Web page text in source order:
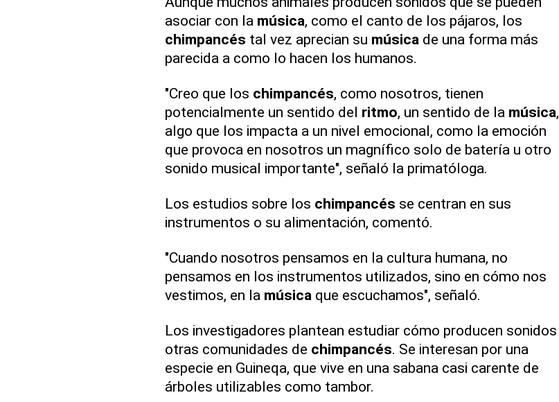
asociar con la música, como el canto de los pájaros, los
chimpancés tal vez aprecian su música de una forma más
parecida a como lo hacen los humanos.
"Creo que los chimpancés, como nosotros, tienen
potencialmente un sentido del ritmo, un sentido de la música,
algo que los impacta a un nivel emocional, como la emoción
que provoca en nosotros un magnífico solo de batería u otro
sonido musical importante", señaló la primatóloga.
Los estudios sobre los chimpancés se centran en sus
instrumentos o su alimentación, comentó.
"Cuando nosotros pensamos en la cultura humana, no
pensamos en los instrumentos utilizados, sino en cómo nos
vestimos, en la música que escuchamos", señaló.
Los investigadores plantean estudiar cómo producen sonidos
otras comunidades de chimpancés. Se interesan por una
especie en Guineqa, que vive en una sabana casi carente de
árboles utilizables como tambor.